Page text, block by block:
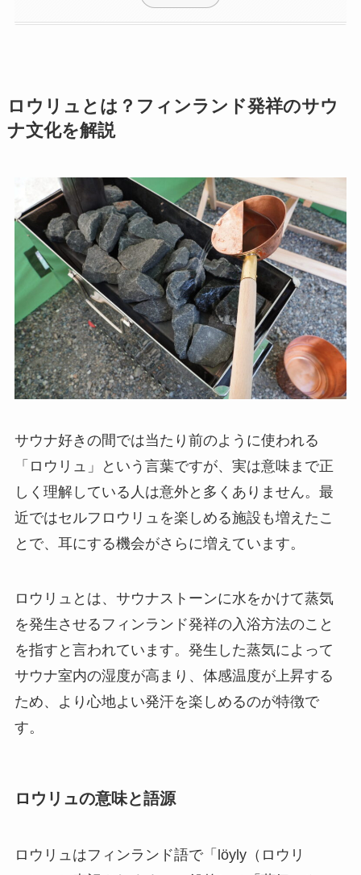
ロウリュとは？フィンランド発祥のサウ
ナ文化を解説
サウナ好きの間では当たり前のように使われる
「ロウリュ」という言葉ですが、実は意味まで正
しく理解している人は意外と多くありません。最
近ではセルフロウリュを楽しめる施設も増えたこ
とで、耳にする機会がさらに増えています。
ロウリュとは、サウナストーンに水をかけて蒸気
を発生させるフィンランド発祥の入浴方法のこと
を指すと言われています。発生した蒸気によって
サウナ室内の湿度が高まり、体感温度が上昇する
ため、より心地よい発汗を楽しめるのが特徴で
す。
ロウリュの意味と語源
ロウリュはフィンランド語で「löyly（ロウリ